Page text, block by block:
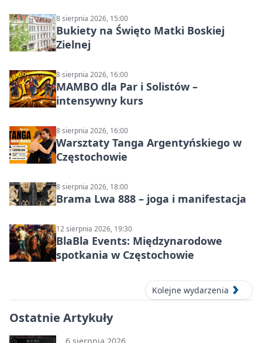
8 sierpnia 2026, 15:00
Bukiety na Święto Matki Boskiej
Zielnej
8 sierpnia 2026, 16:00
MAMBO dla Par i Solistów –
intensywny kurs
8 sierpnia 2026, 16:00
Warsztaty Tanga Argentyńskiego w
Częstochowie
8 sierpnia 2026, 18:00
Brama Lwa 888 – joga i manifestacja
12 sierpnia 2026, 19:30
BlaBla Events: Międzynarodowe
spotkania w Częstochowie
Kolejne wydarzenia
Ostatnie Artykuły